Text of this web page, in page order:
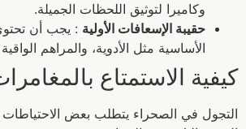
وكاميرا لتوثيق اللحظات الجميلة.
حقيبة الإسعافات الأولية : يجب أن
الأساسية مثل الأدوية، والمراهم
كيفية الاستمتاع
التجول في الصحراء يتطلب بعض الاحتياطات